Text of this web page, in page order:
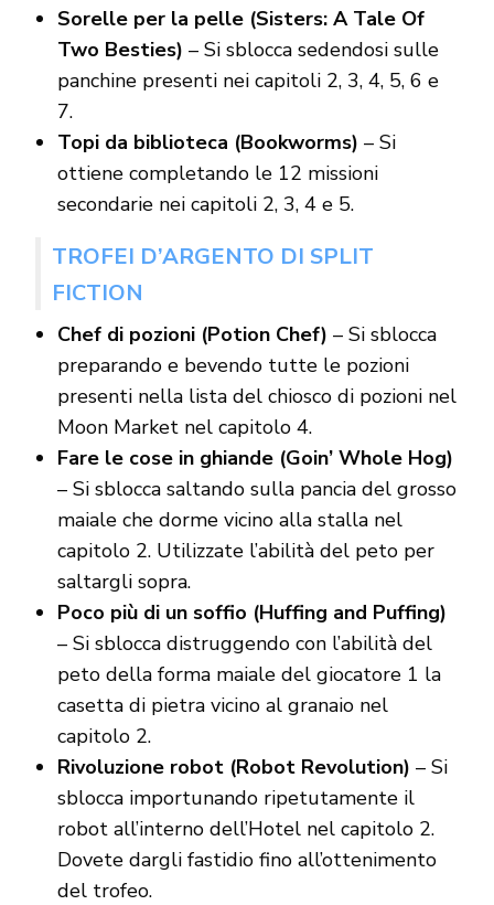
Sorelle per la pelle (Sisters: A Tale Of
Two Besties) – Si sblocca sedendosi sulle
panchine presenti nei capitoli 2, 3, 4, 5, 6 e
7.
Topi da biblioteca (Bookworms) – Si
ottiene completando le 12 missioni
secondarie nei capitoli 2, 3, 4 e 5.
TROFEI D’ARGENTO DI SPLIT
FICTION
Chef di pozioni (Potion Chef) – Si sblocca
preparando e bevendo tutte le pozioni
presenti nella lista del chiosco di pozioni nel
Moon Market nel capitolo 4.
Fare le cose in ghiande (Goin’ Whole Hog)
– Si sblocca saltando sulla pancia del grosso
maiale che dorme vicino alla stalla nel
capitolo 2. Utilizzate l’abilità del peto per
saltargli sopra.
Poco più di un soffio (Huffing and Puffing)
– Si sblocca distruggendo con l’abilità del
peto della forma maiale del giocatore 1 la
casetta di pietra vicino al granaio nel
capitolo 2.
Rivoluzione robot (Robot Revolution) – Si
sblocca importunando ripetutamente il
robot all’interno dell’Hotel nel capitolo 2.
Dovete dargli fastidio fino all’ottenimento
del trofeo.